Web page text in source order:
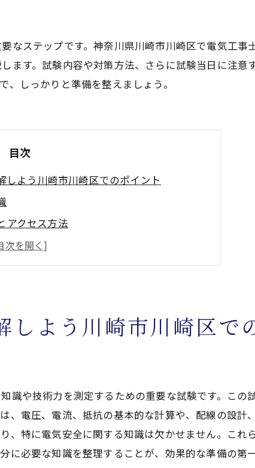
なステップです。神奈川県川崎市川崎区で電気工事
ます。試験内容や対策方法、さらに試験当日に注意
、しっかりと準備を整えましょう。
目次
よう川崎市川崎区でのポイント
アクセス方法
で電気工事士に合格するためのステップ
ョン維持
よう川崎市川崎区で
識や技術力を測定するための重要な試験です。この
、電圧、電流、抵抗の基本的な計算や、配線の設計
、特に電気安全に関する知識は欠かせません。これ
必要な知識を整理することが、効果的な準備の第